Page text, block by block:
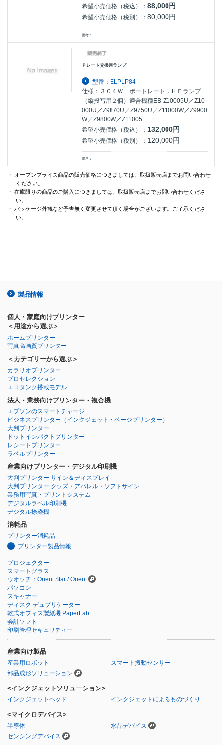
希望小売価格（税込）：88,000円
希望小売価格（税別）：80,000円
備考：
Ｐレート交換用ランプ
型番：ELPLP84
仕様：３０４Ｗ ポートレートＵＨＥランプ
（縦投写用２個）適合機種EB-Z10005U／Z10
000U／Z9870U／Z9750U／Z11000W／Z9900
W／Z9800W／Z11005
希望小売価格（税込）：132,000円
希望小売価格（税別）： 120,000円
備考：
・ オープンプライス商品の販売価格につきましては、取扱販売店までお問い合わせ
ください。
・ 在庫限りの商品のご購入につきましては、取扱販売店までお問い合わせくださ
い。
・ パッケージ外観など予告無く変更させて頂く場合がございます。ご了承くださ
い。
製品情報
個人・家庭向けプリンター
＜用途から選ぶ＞
ホームプリンター
写真高画質プリンター
＜カテゴリーから選ぶ＞
カラリオプリンター
プロセレクション
エコタンク搭載モデル
法人・業務向けプリンター・複合機
エプソンのスマートチャージ
ビジネスプリンター （インクジェット・ページプリンター）
大判プリンター
ドットインパクトプリンター
レシートプリンター
ラベルプリンター
産業向けプリンター・デジタル印刷機
大判プリンター サイン＆ディスプレイ
大判プリンター グッズ・アパレル・ソフトサイン
業務用写真・プリントシステム
デジタルラベル印刷機
デジタル捺染機
消耗品
プリンター消耗品
プリンター製品情報
プロジェクター
スマートグラス
ウオッチ：Orient Star / Orient
パソコン
スキャナー
ディスク デュプリケーター
乾式オフィス製紙機 PaperLab
会計ソフト
印刷管理セキュリティー
産業向け製品
産業用ロボット
スマート振動センサー
部品成形ソリューション
<インクジェットソリューション>
インクジェットヘッド インクジェットによるものづくり
<マイクロデバイス>
半導体
水晶デバイス
センシングデバイス